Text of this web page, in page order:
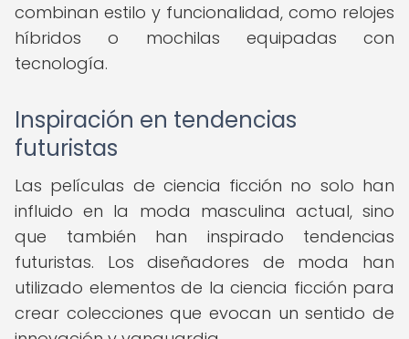
combinan estilo y funcionalidad, como relojes
híbridos o mochilas equipadas con
tecnología.
Inspiración en tendencias
futuristas
Las películas de ciencia ficción no solo han
influido en la moda masculina actual, sino
que también han inspirado tendencias
futuristas. Los diseñadores de moda han
utilizado elementos de la ciencia ficción para
crear colecciones que evocan un sentido de